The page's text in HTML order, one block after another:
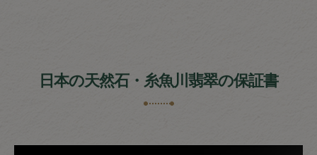
日本の天然石・糸魚川翡翠の保証書